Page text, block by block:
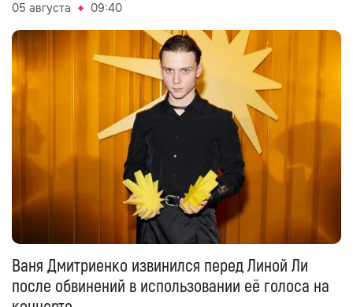
05 августа 09:40
Ваня Дмитриенко извинился перед Линой Ли
после обвинений в использовании её голоса на